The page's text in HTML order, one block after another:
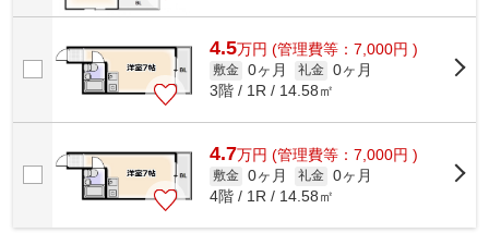
4.5万円 (管理費等：7,000円 )
敷金 0ヶ月 礼金 0ヶ月
3階 / 1R / 14.58㎡
4.7万円 (管理費等：7,000円 )
敷金 0ヶ月 礼金 0ヶ月
4階 / 1R / 14.58㎡